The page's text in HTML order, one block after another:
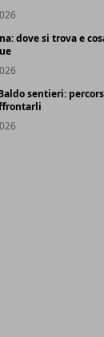
dove si trova e
sentieri: